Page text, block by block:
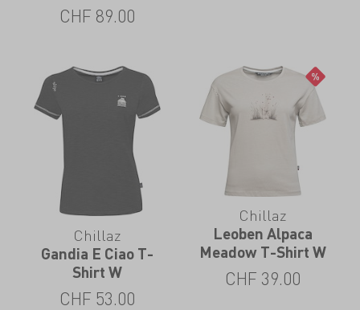
CHF 89.00
Chillaz
Gandia E Ciao T-
Shirt W
CHF 53.00
Chillaz
Leoben Alpaca
Meadow T-Shirt W
CHF 39.00